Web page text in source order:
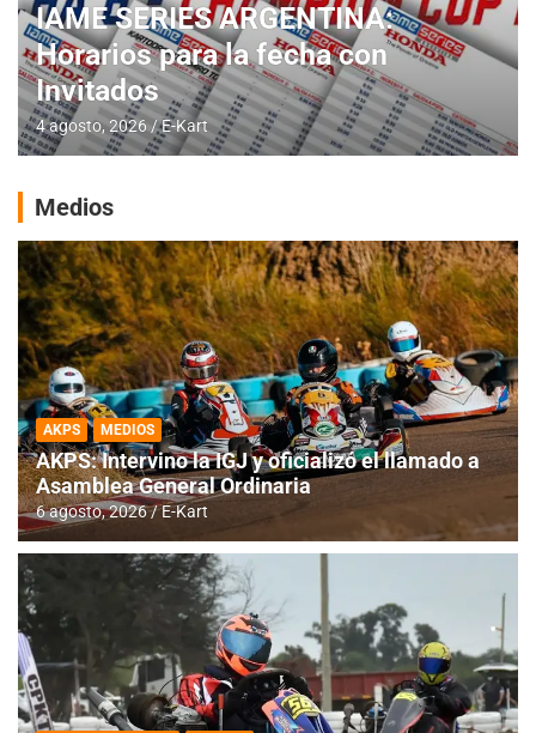
IAME SERIES ARGENTINA:
Horarios para la fecha con
Invitados
4 agosto, 2026 E-Kart
Medios
AKPS MEDIOS
AKPS: Intervino la IGJ y oficializó el llamado a
Asamblea General Ordinaria
6 agosto, 2026 E-Kart